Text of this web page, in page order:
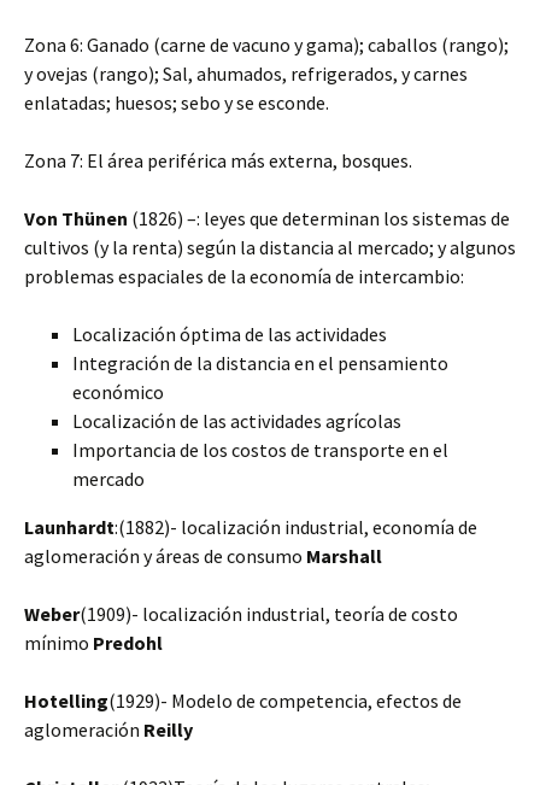
Zona 6: Ganado (carne de vacuno y gama); caballos (rango);
y ovejas (rango); Sal, ahumados, refrigerados, y carnes
enlatadas; huesos; sebo y se esconde.
Zona 7: El área periférica más externa, bosques.
Von Thünen (1826) –: leyes que determinan los sistemas de
cultivos (y la renta) según la distancia al mercado; y algunos
problemas espaciales de la economía de intercambio:
Localización óptima de las actividades
Integración de la distancia en el pensamiento
económico
Localización de las actividades agrícolas
Importancia de los costos de transporte en el
mercado
Launhardt:(1882)- localización industrial, economía de
aglomeración y áreas de consumo Marshall
Weber(1909)- localización industrial, teoría de costo
mínimo Predohl
Hotelling(1929)- Modelo de competencia, efectos de
aglomeración Reilly